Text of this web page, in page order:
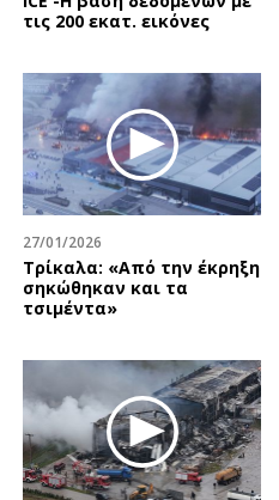
τις 200 εκατ. εικόνες
27/01/2026
Τρίκαλα: «Από την έκρηξη
σηκώθηκαν και τα
τσιμέντα»